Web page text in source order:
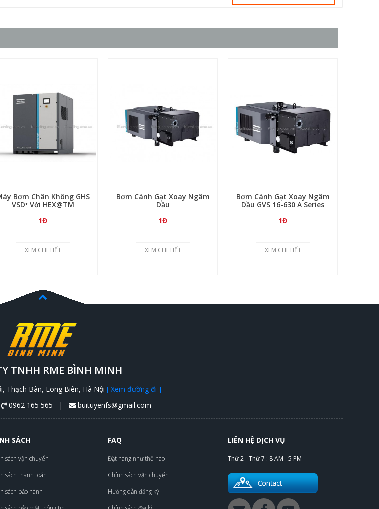
Bơm Chân Không GHS
VSD⁺ Với HEX@TM
1Đ
XEM CHI TIẾT
Bơm Cánh Gạt Xoay Ngâm
Dầu
1Đ
XEM CHI TIẾT
Bơm Cánh Gạt Xoay Ngâm
Dầu GVS 16-630 A Series
1Đ
XEM CHI TIẾT
TNHH RME BÌNH MINH
Thạch Bàn, Long Biên, Hà Nội [ Xem đường đi ]
0962 165 565 | buituyenfs@gmail.com
SÁCH
sách vận chuyển
sách thanh toán
sách bảo hành
FAQ
Đặt hàng như thế nào
Chính sách vận chuyển
Hướng dẫn đăng ký
LIÊN HỆ DỊCH VỤ
Thứ 2 - Thứ 7 : 8 AM - 5 PM